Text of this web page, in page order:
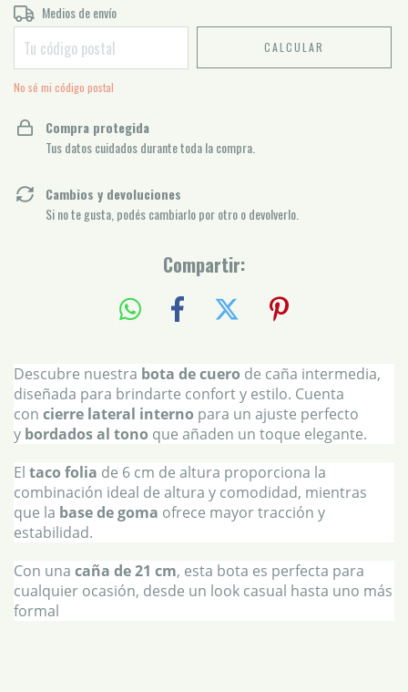
Entregas para el CP:
Medios de envío
CALCULAR
No sé mi código postal
Compra protegida
Tus datos cuidados durante toda la compra.
Cambios y devoluciones
Si no te gusta, podés cambiarlo por otro o devolverlo.
Compartir:
Descubre nuestra bota de cuero de caña intermedia,
diseñada para brindarte confort y estilo. Cuenta
con cierre lateral interno para un ajuste perfecto
y bordados al tono que añaden un toque elegante.
El taco folia de 6 cm de altura proporciona la
combinación ideal de altura y comodidad, mientras
que la base de goma ofrece mayor tracción y
estabilidad.
Con una caña de 21 cm, esta bota es perfecta para
cualquier ocasión, desde un look casual hasta uno más
formal